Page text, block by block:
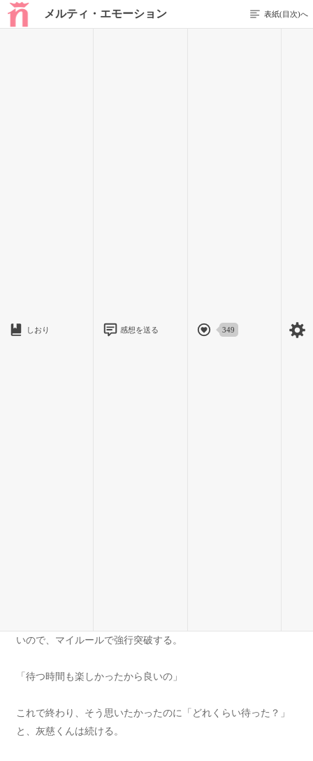
メルティ・エモーション 表紙(目次)へ
しおり 感想を送る 349
前のページを表示する
「待ってないから平気です。向こうに行こう」
いので、マイルールで強行突破する。
「待つ時間も楽しかったから良いの」
これで終わり、そう思いたかったのに「どれくらい待った？」
と、灰慈くんは続ける。